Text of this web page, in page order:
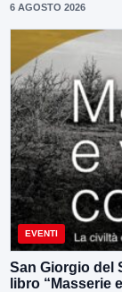
6 AGOSTO 2026
EVENTI
San Giorgio del
libro “Masserie